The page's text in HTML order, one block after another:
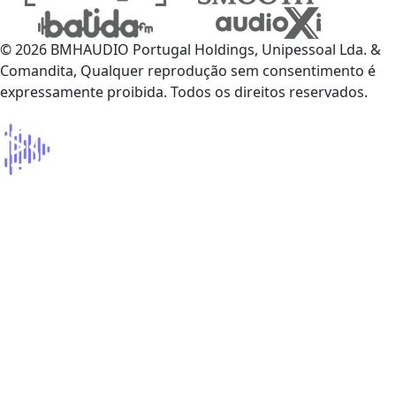
© 2026 BMHAUDIO Portugal Holdings, Unipessoal Lda. &
Comandita, Qualquer reprodução sem consentimento é
expressamente proibida. Todos os direitos reservados.